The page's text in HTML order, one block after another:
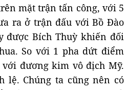
mặt trận tấn công, với 5
ra ở trận đấu với Bồ Đào
được Bích Thuỳ khiến đối
So với 1 pha dứt điểm
đương kim vô địch Mỹ.
lệ. Chúng ta cũng nên có